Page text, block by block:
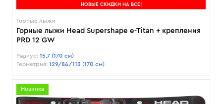
НОВЫЕ СКИДКИ НА ВСЕ!
Горные лыжи
Горные лыжи Head Supershape e-Titan + крепления
PRD 12 GW
Радиус: 15.7 (170 см)
Геометрия: 129/84/113 (170 см)
Новинка